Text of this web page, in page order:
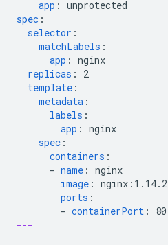
app : unprotected
spec :
selector :
matchLabels :
app : nginx
replicas :
2
template :
metadata :
labels :
app : nginx
spec :
containers :
- name : nginx
image : nginx:1.14.2
ports :
- containerPort :
80
---